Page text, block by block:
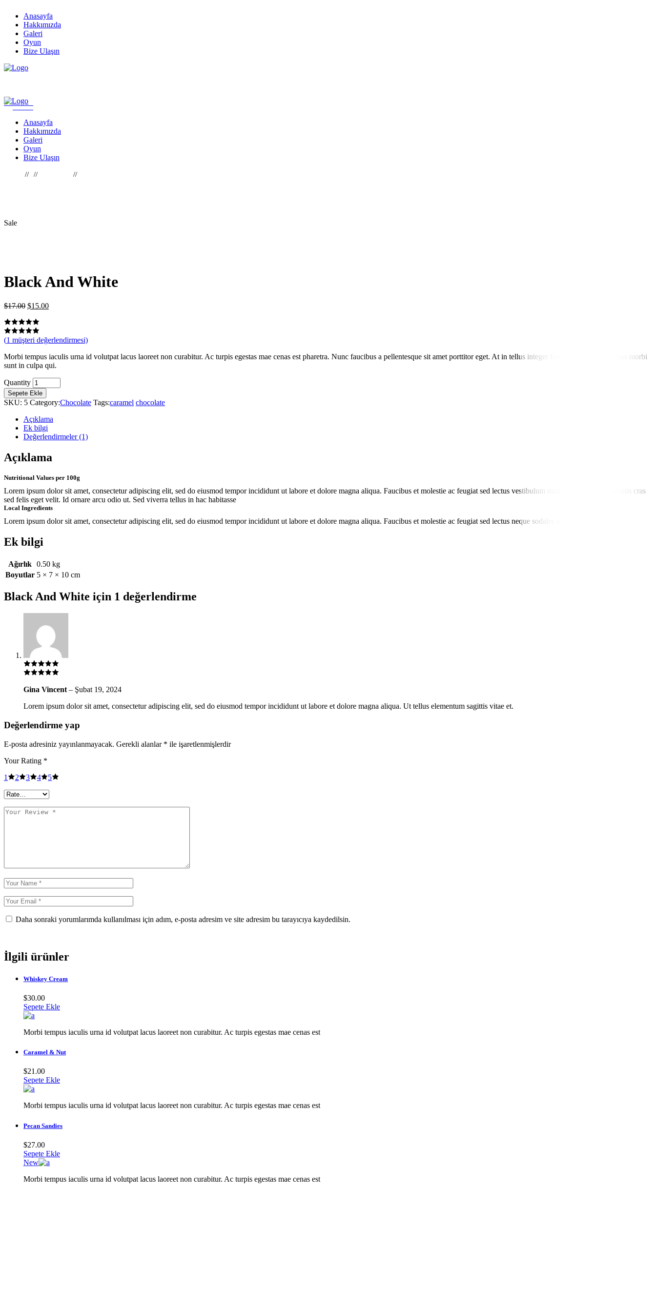
content
Anasayfa
Hakkımızda
Galeri
Oyun
Bize Ulaşın
Anasayfa
Hakkımızda
Galeri
Oyun
Bize Ulaşın
Sale
Black And White
$17.00 Orijinal
$17.00.
$15.00Şu
(1 müşteri değerlendirmesi)
Morbi tempus iaculis urna id volutpat lacus laoreet non curabitur. Ac turpis egestas mae cenas est pharetra. Nunc faucibus a pellentesque sit amet porttitor eget. At in tellus integer feugiat scelerisque varius morbi
sunt in culpa qui.
Quantity Black
And
White
quantity
Sepete Ekle
SKU: 5 Category:Chocolate Tags:caramel chocolate
Açıklama
Ek bilgi
Değerlendirmeler (1)
Açıklama
Nutritional Values per 100g
Lorem ipsum dolor sit amet, consectetur adipiscing elit, sed do eiusmod tempor incididunt ut labore et dolore magna aliqua. Faucibus et molestie ac feugiat sed lectus vestibulum mattis. Porta nibh venenatis cras
sed felis eget velit. Id ornare arcu odio ut. Sed viverra tellus in hac habitasse
Local Ingredients
Lorem ipsum dolor sit amet, consectetur adipiscing elit, sed do eiusmod tempor incididunt ut labore et dolore magna aliqua. Faucibus et molestie ac feugiat sed lectus neque sodales ut etiam.
Ek bilgi
Ağırlık 0.50 kg
Boyutlar 5 × 7 × 10 cm
Black And White için 1 değerlendirme
Gina Vincent – Şubat 19, 2024
Lorem ipsum dolor sit amet, consectetur adipiscing elit, sed do eiusmod tempor incididunt ut labore et dolore magna aliqua. Ut tellus elementum sagittis vitae et.
Değerlendirme yap
E-posta adresiniz yayınlanmayacak. Gerekli alanlar * ile işaretlenmişlerdir
Your Rating *
1
2 3 4 5
Daha sonraki yorumlarımda kullanılması için adım, e-posta adresim ve site adresim bu tarayıcıya kaydedilsin.
İlgili ürünler
Whiskey Cream
$30.00
Sepete Ekle
Morbi tempus iaculis urna id volutpat lacus laoreet non curabitur. Ac turpis egestas mae cenas est
Caramel & Nut
$21.00
Sepete Ekle
Morbi tempus iaculis urna id volutpat lacus laoreet non curabitur. Ac turpis egestas mae cenas est
Pecan Sandies
$27.00
Sepete Ekle
New
Morbi tempus iaculis urna id volutpat lacus laoreet non curabitur. Ac turpis egestas mae cenas est